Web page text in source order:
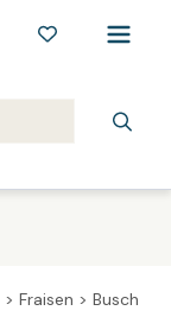
> Fraisen > Busch